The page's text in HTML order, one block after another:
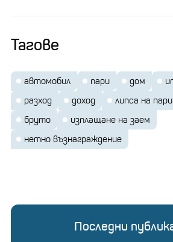
Тагове
автомобил пари дом
разход
доход липса на пари
бруто
изплащане на заем
нетно възнаграждение
Последни